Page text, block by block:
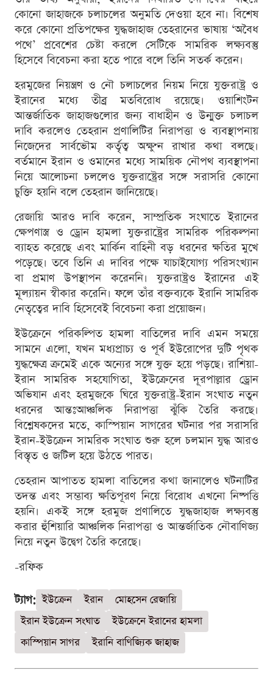
কোনো জাহাজকে চলাচলের অনুমতি দেওয়া হবে না। বিশেষ
করে কোনো প্রতিপক্ষের যুদ্ধজাহাজ তেহরানের ভাষায় ‘অবৈধ
পথে’ প্রবেশের চেষ্টা করলে সেটিকে সামরিক লক্ষ্যবস্তু
হিসেবে বিবেচনা করা হতে পারে বলে তিনি সতর্ক করেন।
হরমুজের নিয়ন্ত্রণ ও নৌ চলাচলের নিয়ম নিয়ে যুক্তরাষ্ট্র ও
ইরানের মধ্যে তীব্র মতবিরোধ রয়েছে। ওয়াশিংটন
আন্তর্জাতিক জাহাজগুলোর জন্য বাধাহীন ও উন্মুক্ত চলাচল
দাবি করলেও তেহরান প্রণালিটির নিরাপত্তা ও ব্যবস্থাপনায়
নিজেদের সার্বভৌম কর্তৃত্ব অক্ষুণ্ন রাখার কথা বলছে।
বর্তমানে ইরান ও ওমানের মধ্যে সাময়িক নৌপথ ব্যবস্থাপনা
নিয়ে আলোচনা চললেও যুক্তরাষ্ট্রের সঙ্গে সরাসরি কোনো
চুক্তি হয়নি বলে তেহরান জানিয়েছে।
রেজায়ি আরও দাবি করেন, সাম্প্রতিক সংঘাতে ইরানের
ক্ষেপণাস্ত্র ও ড্রোন হামলা যুক্তরাষ্ট্রের সামরিক পরিকল্পনা
ব্যাহত করেছে এবং মার্কিন বাহিনী বড় ধরনের ক্ষতির মুখে
পড়েছে। তবে তিনি এ দাবির পক্ষে যাচাইযোগ্য পরিসংখ্যান
বা প্রমাণ উপস্থাপন করেননি। যুক্তরাষ্ট্রও ইরানের এই
মূল্যায়ন স্বীকার করেনি। ফলে তাঁর বক্তব্যকে ইরানি সামরিক
নেতৃত্বের দাবি হিসেবেই বিবেচনা করা প্রয়োজন।
ইউক্রেনে পরিকল্পিত হামলা বাতিলের দাবি এমন সময়ে
সামনে এলো, যখন মধ্যপ্রাচ্য ও পূর্ব ইউরোপের দুটি পৃথক
যুদ্ধক্ষেত্র ক্রমেই একে অন্যের সঙ্গে যুক্ত হয়ে পড়ছে। রাশিয়া-
ইরান সামরিক সহযোগিতা, ইউক্রেনের দূরপাল্লার ড্রোন
অভিযান এবং হরমুজকে ঘিরে যুক্তরাষ্ট্র-ইরান সংঘাত নতুন
ধরনের আন্তঃআঞ্চলিক নিরাপত্তা ঝুঁকি তৈরি করছে।
বিশ্লেষকদের মতে, কাস্পিয়ান সাগরের ঘটনার পর সরাসরি
ইরান-ইউক্রেন সামরিক সংঘাত শুরু হলে চলমান যুদ্ধ আরও
বিস্তৃত ও জটিল হয়ে উঠতে পারত।
তেহরান আপাতত হামলা বাতিলের কথা জানালেও ঘটনাটির
তদন্ত এবং সম্ভাব্য ক্ষতিপূরণ নিয়ে বিরোধ এখনো নিষ্পত্তি
হয়নি। একই সঙ্গে হরমুজ প্রণালিতে যুদ্ধজাহাজ লক্ষ্যবস্তু
করার হুঁশিয়ারি আঞ্চলিক নিরাপত্তা ও আন্তর্জাতিক নৌবাণিজ্য
নিয়ে নতুন উদ্বেগ তৈরি করেছে।
-রফিক
ট্যাগ: ইউক্রেন ইরান
মোহসেন রেজায়ি
ইরান ইউক্রেন সংঘাত
ইউক্রেনে ইরানের হামলা
কাস্পিয়ান সাগর
ইরানি বাণিজ্যিক জাহাজ